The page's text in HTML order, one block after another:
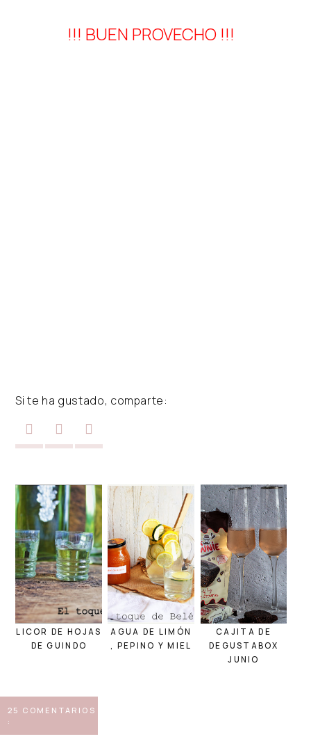
!!! BUEN PROVECHO !!!
Si te ha gustado, comparte:
LICOR DE HOJAS
DE GUINDO
AGUA DE LIMÓN
, PEPINO Y MIEL
CAJITA DE
DEGUSTABOX
JUNIO
25 COMENTARIOS
: